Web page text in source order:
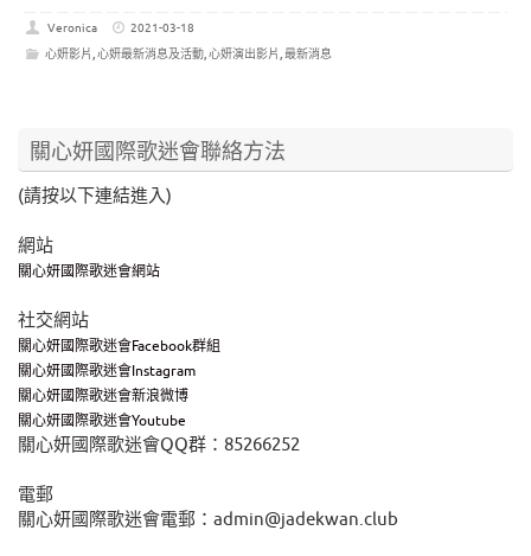
Veronica
2021-03-18
心妍影片,心妍最新消息及活動,心妍演出影片,最新消息
關心妍國際歌迷會聯絡方法
(請按以下連結進入)
網站
關心妍國際歌迷會網站
社交網站
關心妍國際歌迷會Facebook群組
關心妍國際歌迷會Instagram
關心妍國際歌迷會新浪微博
關心妍國際歌迷會Youtube
關心妍國際歌迷會QQ群：85266252
電郵
關心妍國際歌迷會電郵：admin@jadekwan.club